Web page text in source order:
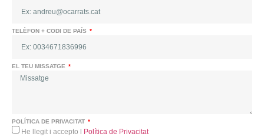
TELÈFON + CODI DE PAÍS
EL TEU MISSATGE
POLÍTICA DE PRIVACITAT
He llegit i accepto l Política de Privacitat